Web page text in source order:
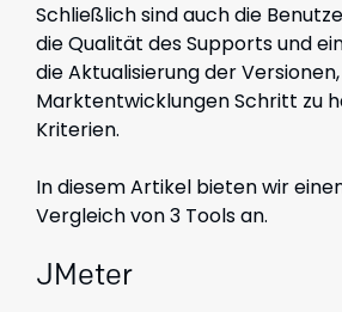
Schließlich sind auch die
die Qualität des Supports und
die Aktualisierung der
Marktentwicklungen Schritt zu
Kriterien.
In diesem Artikel bieten wir
Vergleich von 3 Tools an.
JMeter